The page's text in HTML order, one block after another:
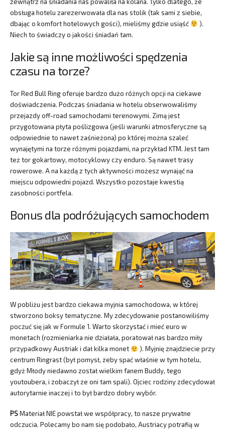
zewnątrz na śniadania nas powaliła na kolana. Tylko dlatego, że
obsługa hotelu zarezerwowała dla nas stolik (tak sami z siebie,
dbając o komfort hotelowych gości), mieliśmy gdzie usiąść
).
Niech to świadczy o jakości śniadań tam.
Jakie są inne możliwości spędzenia
czasu na torze?
Tor Red Bull Ring oferuje bardzo dużo różnych opcji na ciekawe
doświadczenia. Podczas śniadania w hotelu obserwowaliśmy
przejazdy off-road samochodami terenowymi. Zimą jest
przygotowana płyta poślizgowa (jeśli warunki atmosferyczne są
odpowiednie to nawet zaśnieżona) po której można szaleć
wynajętymi na torze różnymi pojazdami, na przykład KTM. Jest tam
też tor gokartowy, motocyklowy czy enduro. Są nawet trasy
rowerowe. A na każdą z tych aktywności możesz wynająć na
miejscu odpowiedni pojazd. Wszystko pozostaje kwestią
zasobności portfela.
Bonus dla podróżujących samochodem
W pobliżu jest bardzo ciekawa myjnia samochodowa, w której
stworzono boksy tematyczne. My zdecydowanie postanowiliśmy
poczuć się jak w Formule 1. Warto skorzystać i mieć euro w
monetach (rozmieniarka nie działała, poratował nas bardzo miły
przypadkowy Austriak i dał kilka monet
). Myjnię znajdziecie przy
centrum Ringrast (był pomysł, żeby spać właśnie w tym hotelu,
gdyż Młody niedawno został wielkim fanem Buddy, tego
youtoubera, i zobaczył że oni tam spali). Ojciec rodziny zdecydował
autorytarnie inaczej i to był bardzo dobry wybór.
PSMateriał NIE powstał we współpracy, to nasze prywatne
odczucia. Polecamy bo nam się podobało, Austriacy potrafią w